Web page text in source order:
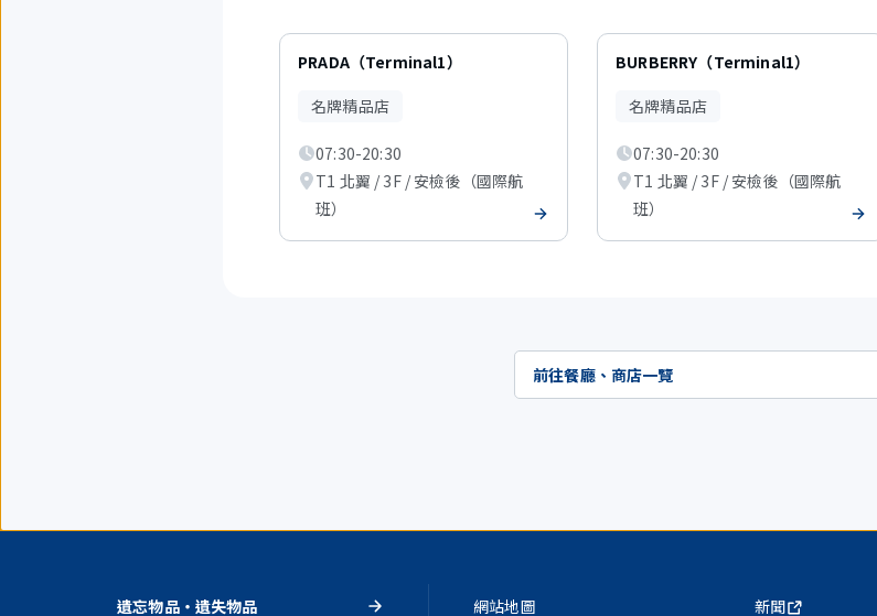
4
到
PRADA（Terminal1）
名牌精品店
07:30-20:30
T1 北翼 / 3F / 安檢後（國際航
班）
BURBERRY（Terminal1）
名牌精品店
07:30-20:30
T1 北翼 / 3F / 安檢後（國際航
班）
前往餐廳、商店一覽
遺忘物品・遺失物品 網站地圖 新聞